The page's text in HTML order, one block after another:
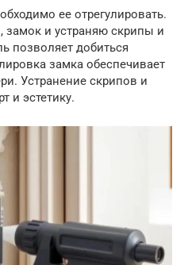
ее отрегулировать.
замок и устраняю скрипы и
позволяет добиться
замка обеспечивает
Устранение скрипов и
и эстетику.